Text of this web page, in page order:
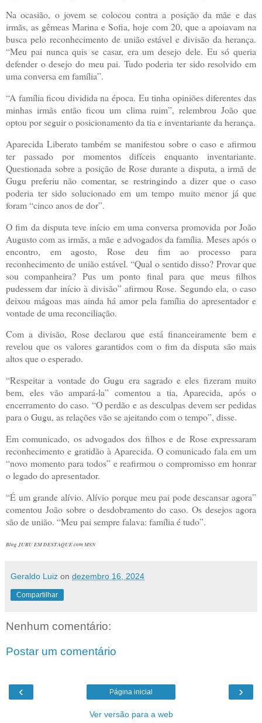
Na ocasião, o jovem se colocou contra a posição da mãe e das
irmãs, as gêmeas Marina e Sofia, hoje com 20, que a apoiavam na
busca pelo reconhecimento de união estável e divisão da herança.
“Meu pai nunca quis se casar, era um desejo dele. Eu só queria
defender o desejo do meu pai. Tudo poderia ter sido resolvido em
uma conversa em família”.
“A família ficou dividida na época. Eu tinha opiniões diferentes das
minhas irmãs então ficou um clima ruim”, relembrou João que
optou por seguir o posicionamento da tia e inventariante da herança.
Aparecida Liberato também se manifestou sobre o caso e afirmou
ter passado por momentos difíceis enquanto inventariante.
Questionada sobre a posição de Rose durante a disputa, a irmã de
Gugu preferiu não comentar, se restringindo a dizer que o caso
poderia ter sido solucionado em um tempo muito menor já que
foram “cinco anos de dor”.
O fim da disputa teve início em uma conversa promovida por João
Augusto com as irmãs, a mãe e advogados da família. Meses após o
encontro, em agosto, Rose deu fim ao processo para
reconhecimento de união estável. “Qual o sentido disso? Provar que
sou companheira? Pus um ponto final para que meus filhos
pudessem dar início à divisão” afirmou Rose. Segundo ela, o caso
deixou mágoas mas ainda há amor pela família do apresentador e
vontade de uma reconciliação.
Com a divisão, Rose declarou que está financeiramente bem e
revelou que os valores garantidos com o fim da disputa são mais
altos que o esperado.
“Respeitar a vontade do Gugu era sagrado e eles fizeram muito
bem, eles vão ampará-la” comentou a tia, Aparecida, após o
encerramento do caso. “O perdão e as desculpas devem ser pedidas
para o Gugu, as relações vão se ajeitando com o tempo”, disse.
Em comunicado, os advogados dos filhos e de Rose expressaram
reconhecimento e gratidão à Aparecida. O comunicado fala em um
“novo momento para todos” e reafirmou o compromisso em honrar
o legado do apresentador.
“É um grande alívio. Alívio porque meu pai pode descansar agora”
comentou João sobre o desdobramento do caso. Os desejos agora
são de união. “Meu pai sempre falava: família é tudo”.
Blog JURU EM DESTAQUE com MSN
Geraldo Luiz on dezembro 16, 2024
Compartilhar
Nenhum comentário:
Postar um comentário
‹ ›
Página inicial
Ver versão para a web